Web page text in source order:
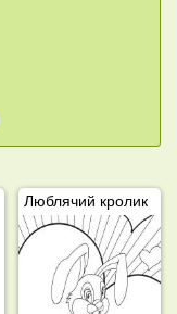
Люблячий кролик